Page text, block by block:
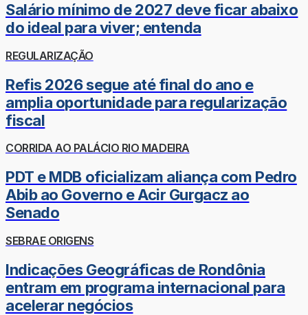
Salário mínimo de 2027 deve ficar abaixo
do ideal para viver; entenda
REGULARIZAÇÃO
Refis 2026 segue até final do ano e
amplia oportunidade para regularização
fiscal
CORRIDA AO PALÁCIO RIO MADEIRA
PDT e MDB oficializam aliança com Pedro
Abib ao Governo e Acir Gurgacz ao
Senado
SEBRAE ORIGENS
Indicações Geográficas de Rondônia
entram em programa internacional para
acelerar negócios